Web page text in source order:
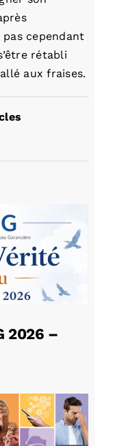
pas cependant
rétabli
aux fraises.
2026 –